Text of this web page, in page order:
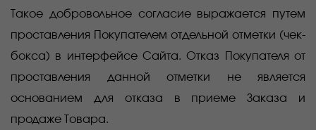
Такое добровольное согласие выражается путем
проставления Покупателем отдельной отметки (чек-
бокса) в интерфейсе Сайта. Отказ Покупателя от
проставления данной отметки не является
основанием для отказа в приеме Заказа и
продаже Товара.